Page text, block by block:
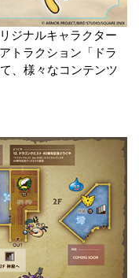
ジナルキャラクター
トラクション「ドラ
、様々なコンテンツ